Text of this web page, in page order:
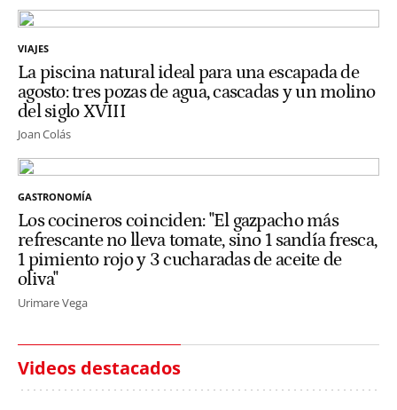
VIAJES
La piscina natural ideal para una escapada de
agosto: tres pozas de agua, cascadas y un molino
del siglo XVIII
Joan Colás
GASTRONOMÍA
Los cocineros coinciden: "El gazpacho más
refrescante no lleva tomate, sino 1 sandía fresca,
1 pimiento rojo y 3 cucharadas de aceite de
oliva"
Urimare Vega
Videos destacados